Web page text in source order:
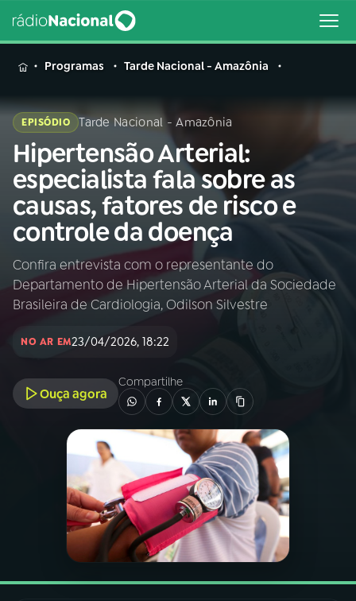
MENU
Buscar
na
Rádio
Nacional
Buscar
AO VIVO
01INÍCIO
02A RÁDIO
03PROGRAMAÇÃO
PROGRAMAS
PODCASTS
VIDEOCASTS
Programas Tarde Nacional - Amazônia
EPISÓDIO Tarde Nacional - Amazônia
Hipertensão Arterial:
especialista fala sobre as
causas, fatores de risco e
controle da doença
Confira entrevista com o representante do
Departamento de Hipertensão Arterial da Sociedade
Brasileira de Cardiologia, Odilson Silvestre
NO AR EM23/04/2026, 18:22
Ouça agora
Compartilhe